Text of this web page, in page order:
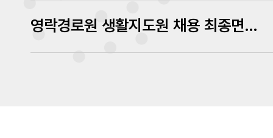
영락경로원 생활지도원 채용 최종면접 심사결과 발표